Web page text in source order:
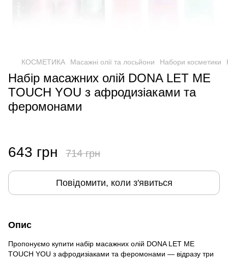
КОСМЕТИКА Масажні олії та лосьйони Набори косметики
Набір масажних олій DONA LET ME
TOUCH YOU з афродизіаками та
феромонами
643 грн 714 грн
Повідомити, коли з'явиться
Опис
Пропонуємо купити набір масажних олій DONA LET ME
TOUCH YOU з афродизіаками та феромонами — відразу три